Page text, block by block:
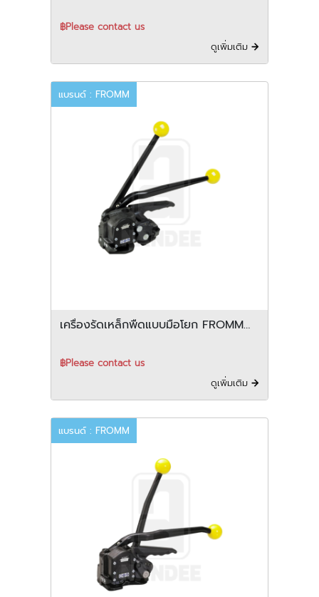
฿Please contact us
ดูเพิ่มเติม
แบรนด์ : FROMM
เครื่องรัดเหล็กพืดแบบมือโยก FROMM
฿Please contact us
ดูเพิ่มเติม
แบรนด์ : FROMM